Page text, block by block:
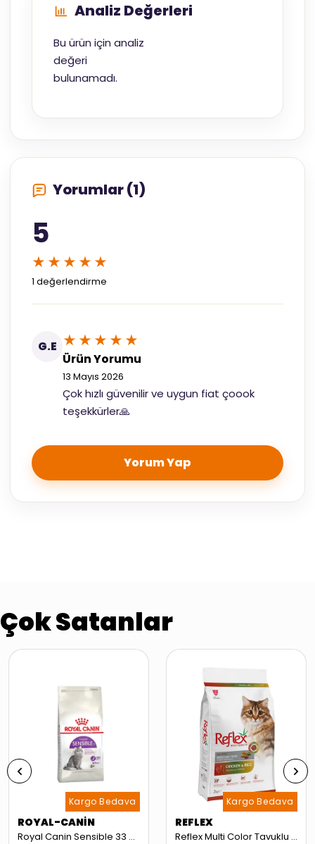
Analiz Değerleri
Bu ürün için analiz
değeri
bulunamadı.
Yorumlar (1)
5
★★★★★
1 değerlendirme
G.E ★★★★★
Ürün Yorumu
13 Mayıs 2026
Çok hızlı güvenilir ve uygun fiat çoook
teşekkürler🙏
Yorum Yap
Çok Satanlar
Kargo Bedava
ROYAL-CANİN
Royal Canin Sensible 33 Hassas Yetişkin Kuru Kedi Maması 10 kg
Kargo Bedava
REFLEX
Reflex Multi Color Tavuklu ve Pirinçli Yetişkin Kedi Maması 2 kg